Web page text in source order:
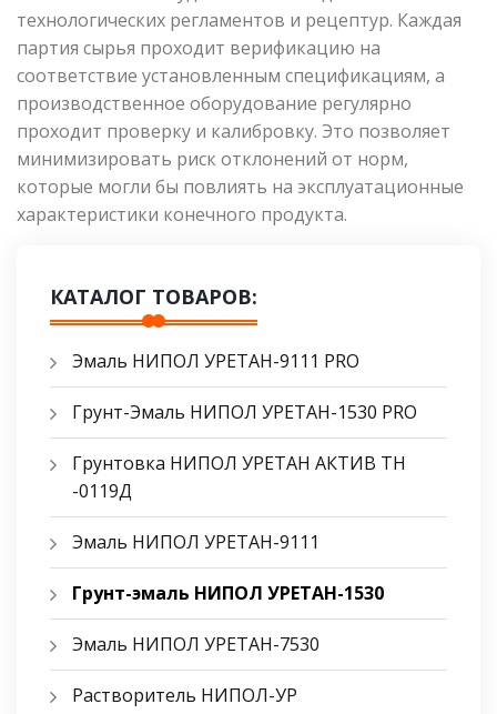
технологических регламентов и рецептур. Каждая
партия сырья проходит верификацию на
соответствие установленным спецификациям, а
производственное оборудование регулярно
проходит проверку и калибровку. Это позволяет
минимизировать риск отклонений от норм,
которые могли бы повлиять на эксплуатационные
характеристики конечного продукта.
КАТАЛОГ ТОВАРОВ:
Эмаль НИПОЛ УРЕТАН-9111 PRO
Грунт-Эмаль НИПОЛ УРЕТАН-1530 PRO
Грунтовка НИПОЛ УРЕТАН АКТИВ ТН
-0119Д
Эмаль НИПОЛ УРЕТАН-9111
Грунт-эмаль НИПОЛ УРЕТАН-1530
Эмаль НИПОЛ УРЕТАН-7530
Растворитель НИПОЛ-УР